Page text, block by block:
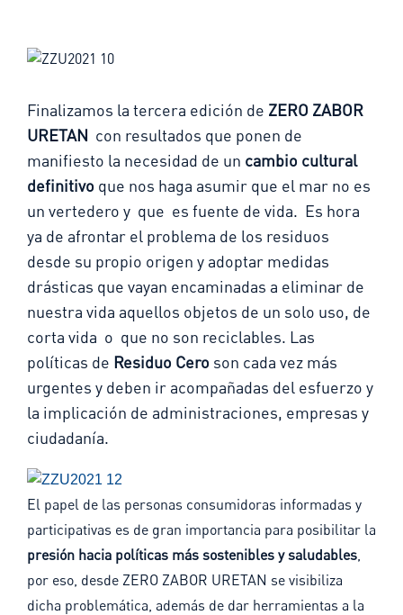
Finalizamos la tercera edición de ZERO ZABOR
URETAN con resultados que ponen de
manifiesto la necesidad de un cambio cultural
definitivo que nos haga asumir que el mar no es
un vertedero y que es fuente de vida. Es hora
ya de afrontar el problema de los residuos
desde su propio origen y adoptar medidas
drásticas que vayan encaminadas a eliminar de
nuestra vida aquellos objetos de un solo uso, de
corta vida o que no son reciclables. Las
políticas de Residuo Cero son cada vez más
urgentes y deben ir acompañadas del esfuerzo y
la implicación de administraciones, empresas y
ciudadanía.
El papel de las personas consumidoras informadas y
participativas es de gran importancia para posibilitar la
presión hacia políticas más sostenibles y saludables,
por eso, desde ZERO ZABOR URETAN se visibiliza
dicha problemática, además de dar herramientas a la